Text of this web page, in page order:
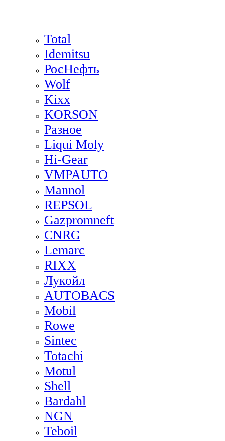
Total
Idemitsu
РосНефть
Wolf
Kixx
KORSON
Разное
Liqui Moly
Hi-Gear
VMPAUTO
Mannol
REPSOL
Gazpromneft
CNRG
Lemarc
RIXX
Лукойл
AUTOBACS
Mobil
Rowe
Sintec
Totachi
Motul
Shell
Bardahl
NGN
Teboil